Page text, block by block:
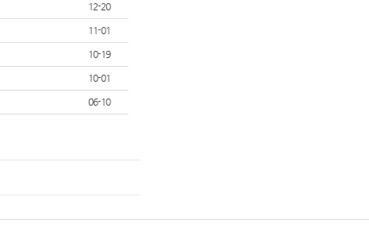
12-20
11-01
10-19
10-01
06-10